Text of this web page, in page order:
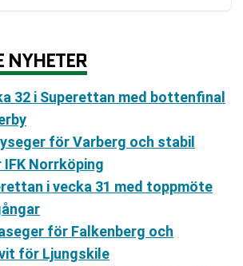
NYHETER
32 i Superettan med bottenfinal
för Varberg och stabil
Norrköping
i vecka 31 med toppmöte
för Falkenberg och
för Ljungskile